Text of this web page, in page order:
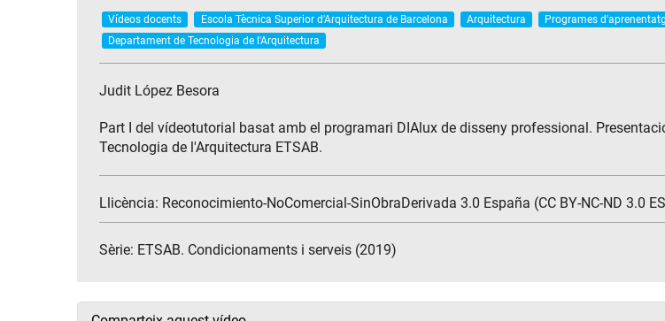
Vídeos docents Escola Tècnica Superior d'Arquitectura de Barcelona Arquitectura Programes
Departament de Tecnologia de l'Arquitectura
Judit López Besora
Part I del vídeotutorial basat amb el programari DIAlux de disseny professional.
Tecnologia de l'Arquitectura ETSAB.
Llicència: Reconocimiento-NoComercial-SinObraDerivada 3.0 España (CC BY-NC-ND 3.0
Sèrie: ETSAB. Condicionaments i serveis (2019)